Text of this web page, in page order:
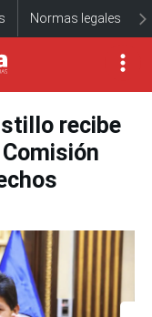
Normas legales
recibe